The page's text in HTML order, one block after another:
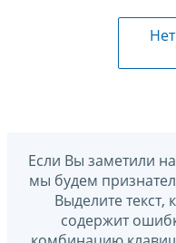
Нет
Если Вы заметили
мы будем
Выделите
содержит